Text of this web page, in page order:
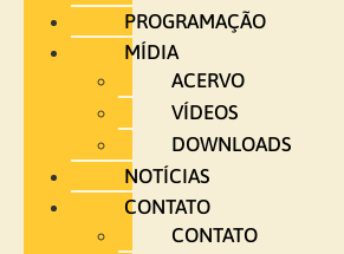
PROGRAMAÇÃO
MÍDIA
ACERVO
VÍDEOS
DOWNLOADS
NOTÍCIAS
CONTATO
CONTATO